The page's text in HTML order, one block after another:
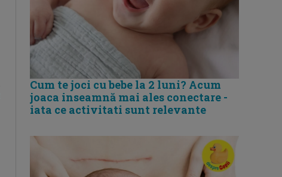
Cum te joci cu bebe la 2 luni? Acum
joaca inseamnă mai ales conectare -
iata ce activitati sunt relevante